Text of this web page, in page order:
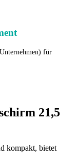
für
21,5
kompakt, bietet